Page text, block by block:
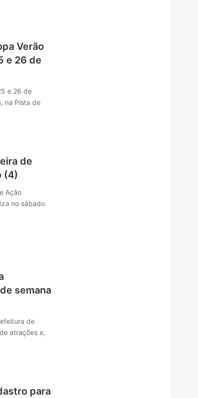
Verão
e 26 de
e 26 de
na Pista de
de
(4)
Ação
no sábado
semana
de
atrações e,
para